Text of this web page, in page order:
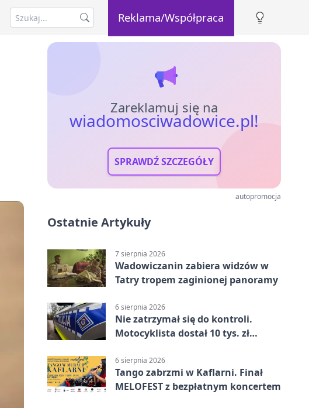
Reklama/Współpraca
Zareklamuj się na
wiadomosciwadowice.pl!
SPRAWDŹ SZCZEGÓŁY
autopromocja
Ostatnie Artykuły
7 sierpnia 2026
Wadowiczanin zabiera widzów w
Tatry tropem zaginionej panoramy
6 sierpnia 2026
Nie zatrzymał się do kontroli.
Motocyklista dostał 10 tys. zł
6 sierpnia 2026
Tango zabrzmi w Kaflarni. Finał
MELOFEST z bezpłatnym koncertem